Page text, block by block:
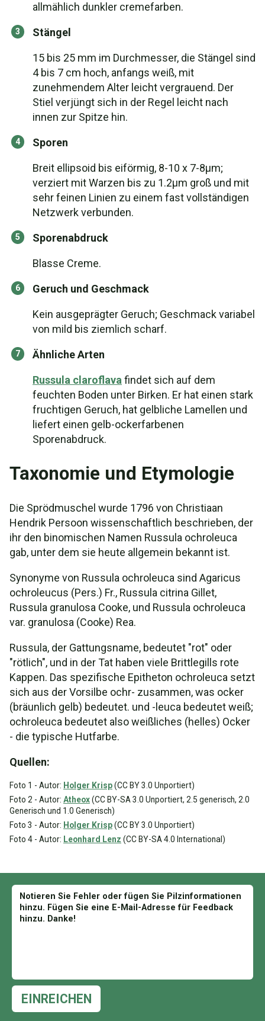
allmählich dunkler cremefarben.
Stängel
15 bis 25 mm im Durchmesser, die Stängel sind
4 bis 7 cm hoch, anfangs weiß, mit
zunehmendem Alter leicht vergrauend. Der
Stiel verjüngt sich in der Regel leicht nach
innen zur Spitze hin.
Sporen
Breit ellipsoid bis eiförmig, 8-10 x 7-8µm;
verziert mit Warzen bis zu 1.2µm groß und mit
sehr feinen Linien zu einem fast vollständigen
Netzwerk verbunden.
Sporenabdruck
Blasse Creme.
Geruch und Geschmack
Kein ausgeprägter Geruch; Geschmack variabel
von mild bis ziemlich scharf.
Ähnliche Arten
Russula claroflava findet sich auf dem
feuchten Boden unter Birken. Er hat einen stark
fruchtigen Geruch, hat gelbliche Lamellen und
liefert einen gelb-ockerfarbenen
Sporenabdruck.
Taxonomie und Etymologie
Die Sprödmuschel wurde 1796 von Christiaan
Hendrik Persoon wissenschaftlich beschrieben, der
ihr den binomischen Namen Russula ochroleuca
gab, unter dem sie heute allgemein bekannt ist.
Synonyme von Russula ochroleuca sind Agaricus
ochroleucus (Pers.) Fr., Russula citrina Gillet,
Russula granulosa Cooke, und Russula ochroleuca
var. granulosa (Cooke) Rea.
Russula, der Gattungsname, bedeutet "rot" oder
"rötlich", und in der Tat haben viele Brittlegills rote
Kappen. Das spezifische Epitheton ochroleuca setzt
sich aus der Vorsilbe ochr- zusammen, was ocker
(bräunlich gelb) bedeutet. und -leuca bedeutet weiß;
ochroleuca bedeutet also weißliches (helles) Ocker
- die typische Hutfarbe.
Quellen:
Foto 1 - Autor: Holger Krisp(CC BY 3.0 Unportiert)
Foto 2 - Autor: Atheox(CC BY-SA 3.0 Unportiert, 2.5 generisch, 2.0
Generisch und 1.0 Generisch)
Foto 3 - Autor: Holger Krisp(CC BY 3.0 Unportiert)
Foto 4 - Autor: Leonhard Lenz (CC BY-SA 4.0 International)
EINREICHEN